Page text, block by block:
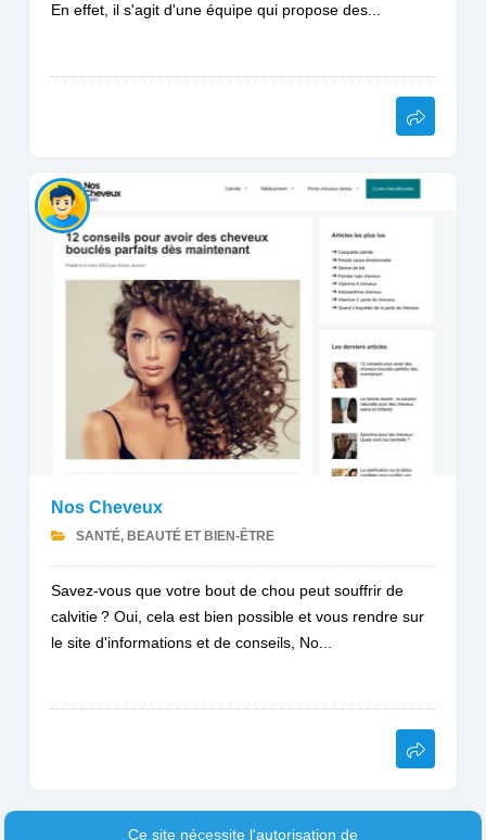
En effet, il s'agit d'une équipe qui propose des...
Nos Cheveux
SANTÉ, BEAUTÉ ET BIEN-ÊTRE
Savez-vous que votre bout de chou peut souffrir de
calvitie ? Oui, cela est bien possible et vous rendre sur
le site d'informations et de conseils, No...
Ce site nécessite l'autorisation de